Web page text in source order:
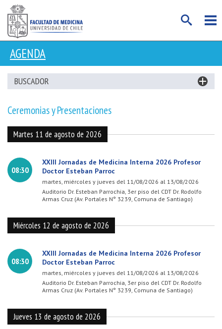
AGENDA
BUSCADOR
Ceremonias y Presentaciones
Martes 11 de agosto de 2026
08:30
XXIII Jornadas de Medicina Interna 2026 Profesor
Doctor Esteban Parroc
martes, miércoles y jueves del 11/08/2026 al 13/08/2026
Auditorio Dr. Esteban Parrochia, 3er piso del CDT Dr. Rodolfo
Armas Cruz (Av. Portales N° 3239, Comuna de Santiago)
Miércoles 12 de agosto de 2026
08:30
XXIII Jornadas de Medicina Interna 2026 Profesor
Doctor Esteban Parroc
martes, miércoles y jueves del 11/08/2026 al 13/08/2026
Auditorio Dr. Esteban Parrochia, 3er piso del CDT Dr. Rodolfo
Armas Cruz (Av. Portales N° 3239, Comuna de Santiago)
Jueves 13 de agosto de 2026